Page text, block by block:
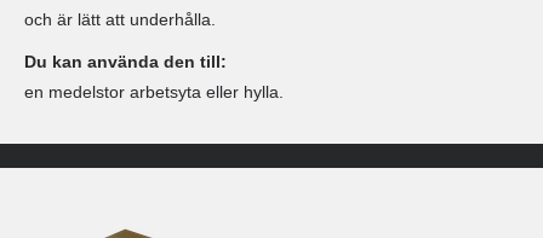
och är lätt att underhålla.
Du kan använda den till:
en medelstor arbetsyta eller hylla.